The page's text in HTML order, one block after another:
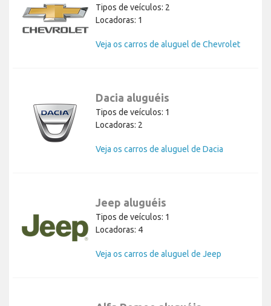
Tipos de veículos: 2
Locadoras: 1
Veja os carros de aluguel de Chevrolet
Dacia aluguéis
Tipos de veículos: 1
Locadoras: 2
Veja os carros de aluguel de Dacia
Jeep aluguéis
Tipos de veículos: 1
Locadoras: 4
Veja os carros de aluguel de Jeep